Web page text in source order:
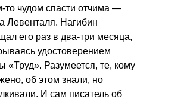
то чудом спасти отчима —
Левенталя. Нагибин
его раз в два-три месяца,
удостоверением
«Труд». Разумеется, те, кому
об этом знали, но
И сам писатель об